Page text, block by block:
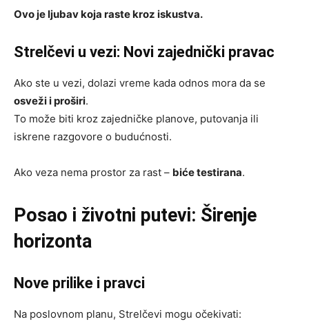
Ovo je ljubav koja raste kroz iskustva.
Strelčevi u vezi: Novi zajednički pravac
Ako ste u vezi, dolazi vreme kada odnos mora da se
osveži i proširi.
To može biti kroz zajedničke planove, putovanja ili
iskrene razgovore o budućnosti.
Ako veza nema prostor za rast – biće testirana.
Posao i životni putevi: Širenje
horizonta
Nove prilike i pravci
Na poslovnom planu, Strelčevi mogu očekivati: